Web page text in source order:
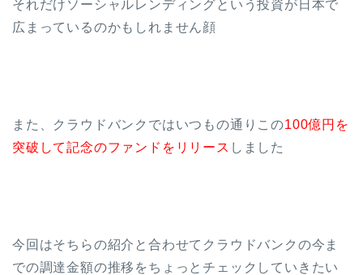
それだけソーシャルレンディングという投資が日本で
広まっているのかもしれません顔
また、クラウドバンクではいつもの通りこの100億円を
突破して記念のファンドをリリース しました
今回はそちらの紹介と合わせてクラウドバンクの今ま
での調達金額の推移をちょっとチェックしていきたい